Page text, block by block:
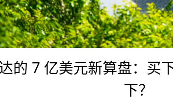
的 7 亿美元新算盘：买
下？